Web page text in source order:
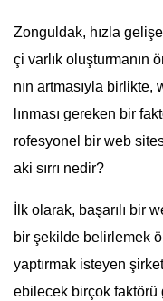
Zonguldak, hızla
çi varlık oluşturmanın
nın artmasıyla birlikte,
lınması gereken bir
rofesyonel bir web
aki sırrı nedir?
İlk olarak, başarılı bir
bir şekilde belirlemek
yaptırmak isteyen
ebilecek birçok faktörü